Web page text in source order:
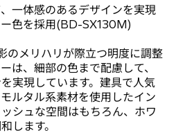
一体感のあるデザインを実現
色を採用(BD-SX130M)
のメリハリが際立つ明度に調整
は、細部の色まで配慮して、
実現しています。建具で人気
ルタル系素材を使用したイン
シュな空間はもちろん、ホワ
します。